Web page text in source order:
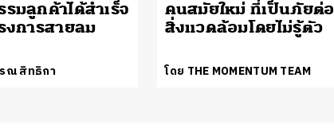
มลูกค้าได้สำเร็จ
งการสายลม
ณ สิทธิกา
คนสมัยใหม่ ที่เป็นภัยต่อ
สิ่งแวดล้อมโดยไม่รู้ตัว
โดย THE MOMENTUM TEAM